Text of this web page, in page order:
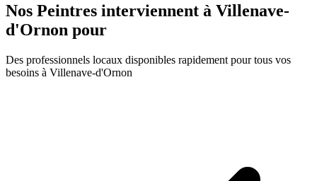
Nos Peintres interviennent à Villenave-
d'Ornon pour
Des professionnels locaux disponibles rapidement pour tous vos
besoins à Villenave-d'Ornon